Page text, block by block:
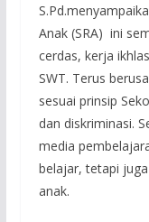
Anak (SRA) ini
cerdas, kerja
SWT. Terus
sesuai prinsip
dan diskriminasi.
media
belajar, tetapi
anak.